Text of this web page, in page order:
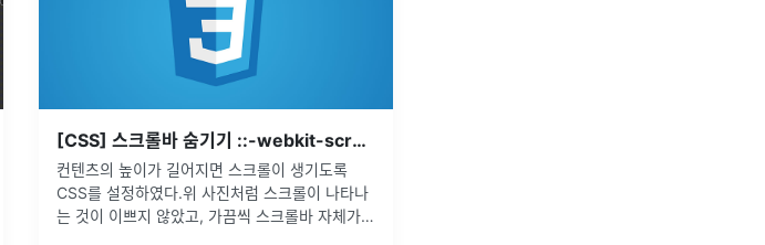
[CSS] 스크롤바 숨기기 ::-webkit-scrollbar
컨텐츠의 높이가 길어지면 스크롤이 생기도록
CSS를 설정하였다.위 사진처럼 스크롤이 나타나
는 것이 이쁘지 않았고, 가끔씩 스크롤바 자체가